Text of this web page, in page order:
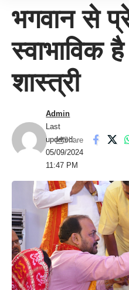
भगवान से
स्वाभाविक
शास्त्री
Last
updated:
05/09/2024
11:47 PM
Admin
Share